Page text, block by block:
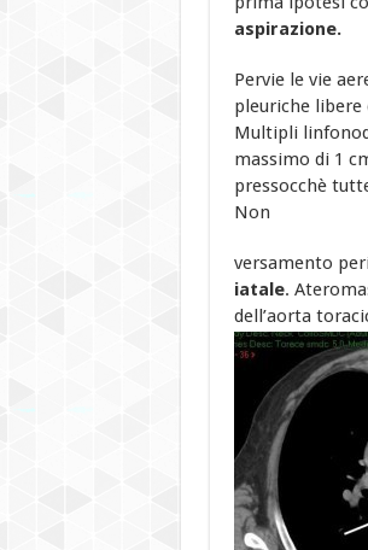
aspirazione.
Pervie le vie
pleuriche libere
Multipli
massimo di 1
pressocchè
Non
versamento
iatale.
dell’aorta